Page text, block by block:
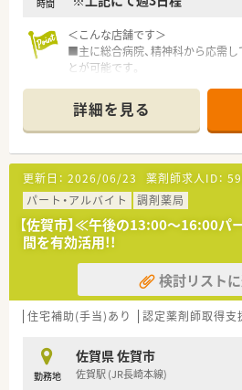
時間
＜こんな店舗です＞
■主に総合病院、精神科から応需
とが可能です。
です。
＜こんな会社です＞
■佐賀県を中心に、福岡県、熊本県
以上展開している創業100年を超
■今後の業界の方向性を見据えた先
レクトテレフォン」「トレーシング
談」「過誤防止システム全店導入」
り」等対物から対人業務への移行
局作りを行っております。
■薬局としてだけでなく色んな角
事業や保育園などの事業も行ってお
＜学べる研修制度＞
■外来がん認定、糖尿病や在宅を
ロジェクトを開始し、勉強会や社内
ど、様々な活動を行っています。
詳細を見る
更新日： 2026/06/23 薬剤師求人ID：
パート・アルバイト
調剤薬局
【佐賀市】≪午後の13:00～16:00
間を有効活用!!
検討リスト
住宅補助(手当)あり 認定薬剤師取得支
勤務地
佐賀県 佐賀市
佐賀駅 (JR長崎本線)